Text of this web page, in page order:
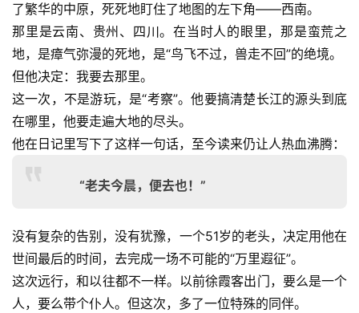
了繁华的中原，死死地盯住了地图的左下角——西南。
那里是云南、贵州、四川。在当时人的眼里，那是蛮荒之
地，是瘴气弥漫的死地，是“鸟飞不过，兽走不回”的绝境。
但他决定：我要去那里。
这一次，不是游玩，是“考察”。他要搞清楚长江的源头到底
在哪里，他要走遍大地的尽头。
他在日记里写下了这样一句话，至今读来仍让人热血沸腾：
“老夫今晨，便去也！”
没有复杂的告别，没有犹豫，一个51岁的老头，决定用他在
世间最后的时间，去完成一场不可能的“万里遐征”。
这次远行，和以往都不一样。以前徐霞客出门，要么是一个
人，要么带个仆人。但这次，多了一位特殊的同伴。